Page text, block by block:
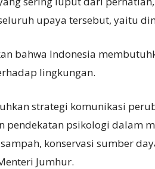
upaya tersebut, yaitu
bahwa Indonesia
lingkungan.
strategi komunikasi
pendekatan psikologi dalam
konservasi sumber
Jumhur.